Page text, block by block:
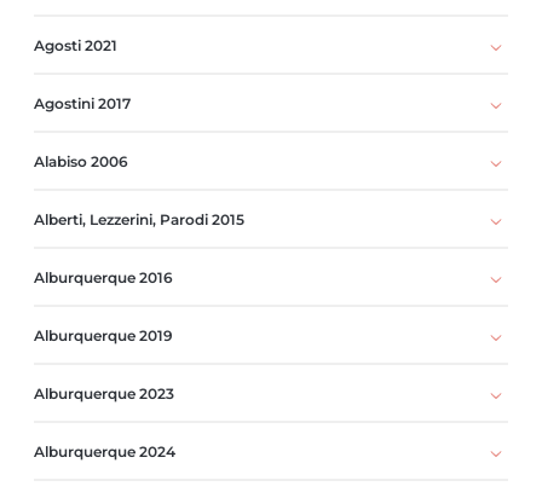
Agosti 2021
Agostini 2017
Alabiso 2006
Alberti, Lezzerini, Parodi 2015
Alburquerque 2016
Alburquerque 2019
Alburquerque 2023
Alburquerque 2024